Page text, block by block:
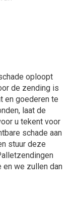
oploopt
de zending is
en goederen te
laat de
u tekent voor
schade aan
stuur deze
we zullen dan